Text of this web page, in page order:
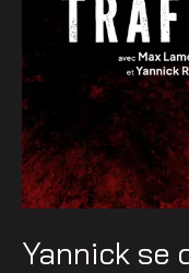
Yannick se